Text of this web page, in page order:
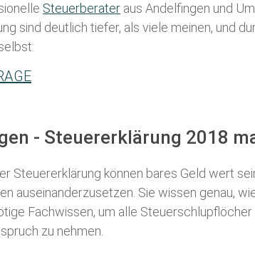
Steuerberater aus Andelfingen und
sind deutlich tiefer, als viele meinen, und
- Steuererklärung 2018
Steuererklärung können bares Geld wert
auseinanderzusetzen. Sie wissen genau,
Fachwissen, um alle
zu nehmen.